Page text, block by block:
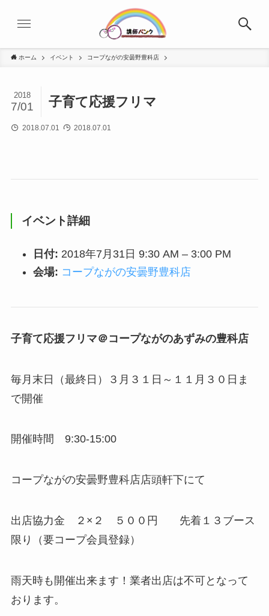
ホーム イベント コープながの安曇野豊科店
子育て応援フリマ
2018
7/01
2018.07.01 2018.07.01
イベント詳細
日付: 2018年7月31日 9:30 AM – 3:00 PM
会場: コープながの安曇野豊科店
子育て応援フリマ＠コープながのあずみの豊科店
毎月末日（最終日）３月３１日～１１月３０日ま
で開催
開催時間 9:30-15:00
コープながの安曇野豊科店店頭軒下にて
出店協力金 ２×２ ５００円 先着１３ブース
限り（要コープ会員登録）
雨天時も開催出来ます！業者出店は不可となって
おります。